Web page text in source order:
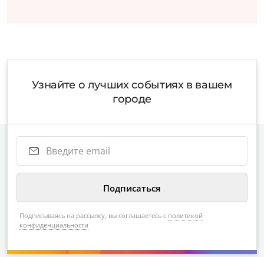
Узнайте о лучших событиях в вашем
городе
Подписываясь на рассылку, вы соглашаетесь с политикой
конфиденциальности